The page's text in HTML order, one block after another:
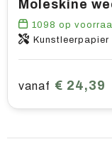
1098 op
Kunstleerpapier
vanaf € 24,39